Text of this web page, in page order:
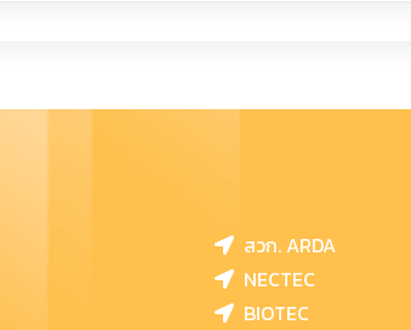
สวก. ARDA
NECTEC
BIOTEC